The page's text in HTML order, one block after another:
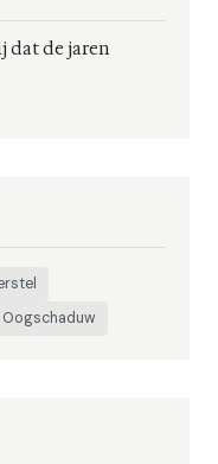
dat de jaren
Oogschaduw